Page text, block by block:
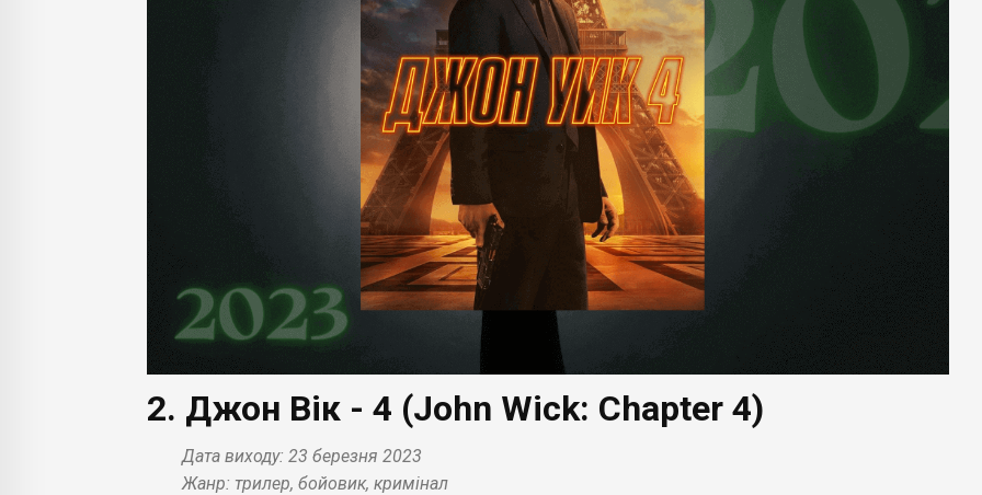
2. Джон Вік - 4 (John Wick: Chapter 4)
Дата виходу: 23 березня 2023
Жанр: трилер, бойовик, кримінал